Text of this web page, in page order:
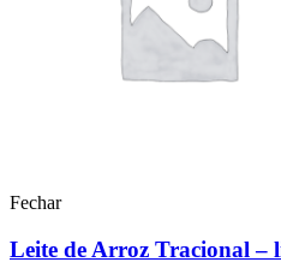
Fechar
Leite de Arroz Tracional –